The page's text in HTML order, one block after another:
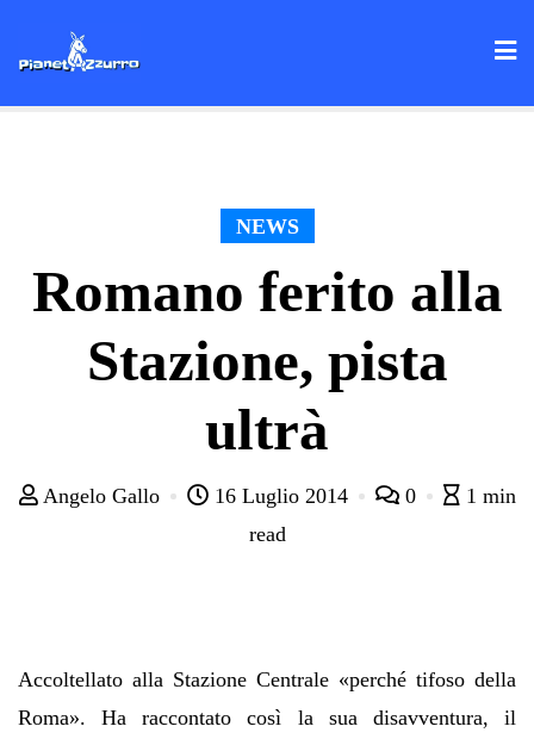
NEWS
Romano ferito alla
Stazione, pista
ultrà
Angelo Gallo 16 Luglio 2014 0
1 min
read
Accoltellato alla Stazione Centrale «perché tifoso della
Roma». Ha raccontato così la sua disavventura, il